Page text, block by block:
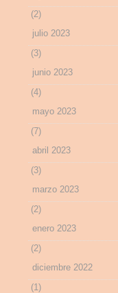
(2)
julio 2023
(3)
junio 2023
(4)
mayo 2023
(7)
abril 2023
(3)
marzo 2023
(2)
enero 2023
(2)
diciembre 2022
(1)